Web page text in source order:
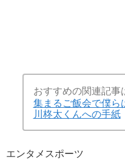
おすすめの関連記事
集まるご飯会で僕
川柊太くんへの手紙
エンタメ スポーツ